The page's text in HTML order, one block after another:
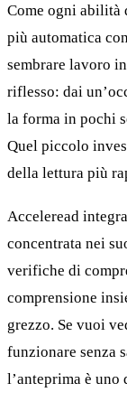
Come ogni abilità
più automatica
sembrare lavoro
riflesso: dai
la forma in pochi
Quel piccolo
della lettura più
Acceleread
concentrata nei
verifiche di
comprensione
grezzo. Se vuoi
funzionare senza
l’anteprima è